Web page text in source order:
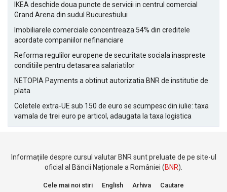
IKEA deschide doua puncte de servicii in centrul comercial
Grand Arena din sudul Bucurestiului
Imobiliarele comerciale concentreaza 54% din creditele
acordate companiilor nefinanciare
Reforma regulilor europene de securitate sociala inaspreste
conditiile pentru detasarea salariatilor
NETOPIA Payments a obtinut autorizatia BNR de institutie de
plata
Coletele extra-UE sub 150 de euro se scumpesc din iulie: taxa
vamala de trei euro pe articol, adaugata la taxa logistica
Informațiile despre cursul valutar BNR sunt preluate de pe site-ul
oficial al Băncii Naționale a României (BNR).
Cele mai noi stiri English Arhiva Cautare